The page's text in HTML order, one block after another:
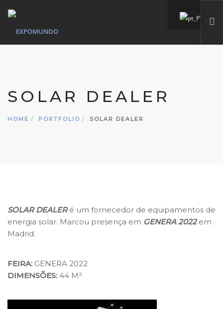
SERVIÇOS
SOLAR DEALER
HOME PORTFOLIO SOLAR DEALER
SOLAR DEALERé um fornecedor de equipamentos de
energia solar. Marcou presença em GENERA 2022em
Madrid.
FEIRA: GENERA 2022
DIMENSÕES: 44 M²